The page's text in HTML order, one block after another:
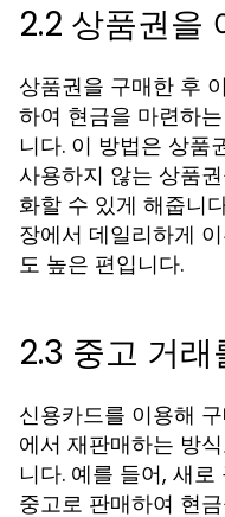
2.2 상품권을
상품권을 구매한 후
하여 현금을 마련하
니다. 이 방법은 상품
사용하지 않는 상품
화할 수 있게 해줍니
장에서 데일리하게
도 높은 편입니다.
2.3 중고 거
신용카드를 이용해
에서 재판매하는 방
니다. 예를 들어, 새
중고로 판매하여 현